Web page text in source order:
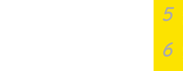
5
6